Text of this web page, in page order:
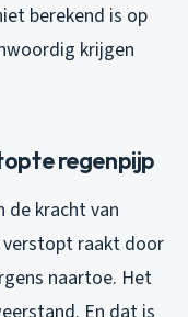
berekend is op
krijgen
regenpijp
de kracht van
verstopt raakt door
naartoe. Het